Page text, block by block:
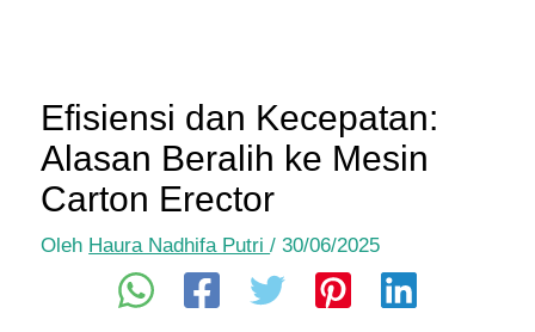
Efisiensi dan Kecepatan:
Alasan Beralih ke Mesin
Carton Erector
Oleh Haura Nadhifa Putri/30/06/2025